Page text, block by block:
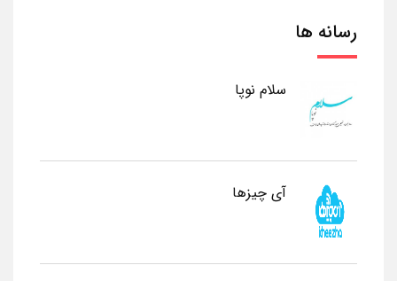
رسانه ها
سلام نوپا
آی چیزها